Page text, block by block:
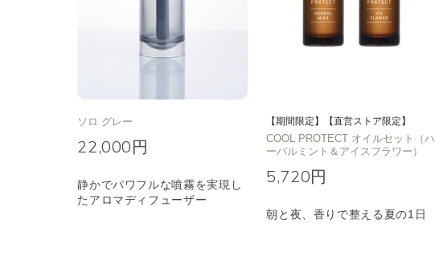
ソロ グレー
22,000円
静かでパワフルな噴霧を実現し
たアロマディフューザー
【期間限定】【直営ストア限定】
COOL PROTECT オイルセット（ハ
ーバルミント＆アイスフラワー）
5,720円
朝と夜、香りで整える夏の1日